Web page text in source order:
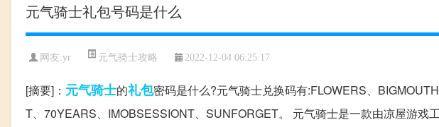
元气骑士礼包号码是什么
网友:yr 元气骑士攻略 2022-12-04 06:25:17
[摘要]： 元气骑士的礼包密码是什么?元气骑士兑换码有:FLOWERS、
T、70YEARS、IMOBSESSIONT、SUNFORGET。 元气骑士是一款由凉屋游戏